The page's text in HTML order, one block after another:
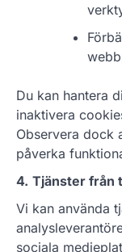
Du kan hantera
inaktivera
Observera dock
påverka
4. Tjänster från
Vi kan använda
sociala